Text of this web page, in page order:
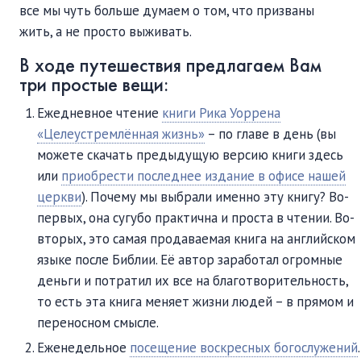
все мы чуть больше думаем о том, что призваны
жить, а не просто выживать.
В ходе путешествия предлагаем Вам
три простые вещи:
Ежедневное чтение книги Рика Уоррена
«Целеустремлённая жизнь»– по главе в день (вы
можете скачать предыдущую версию книги здесь
или приобрести последнее издание в офисе нашей
церкви). Почему мы выбрали именно эту книгу? Во-
первых, она сугубо практична и проста в чтении. Во-
вторых, это самая продаваемая книга на английском
языке после Библии. Её автор заработал огромные
деньги и потратил их все на благотворительность,
то есть эта книга меняет жизни людей – в прямом и
переносном смысле.
Еженедельное посещение воскресных богослужений.